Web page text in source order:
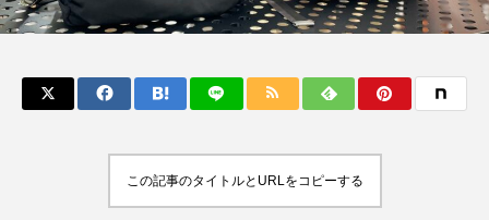
この記事のタイトルとURLをコピーする